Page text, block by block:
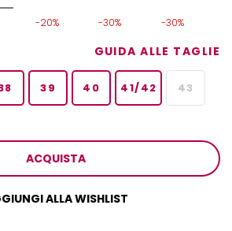
-20% -30% -30%
GUIDA ALLE TAGLIE
39 40 41/42 43
ACQUISTA
ALLA WISHLIST